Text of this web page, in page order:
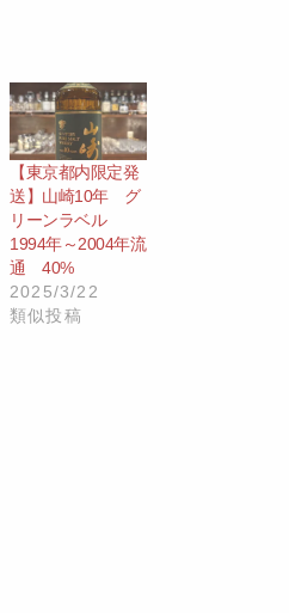
【東京都内限定発
送】山崎10年 グ
リーンラベル
1994年～2004年流
通 40%
2025/3/22
類似投稿